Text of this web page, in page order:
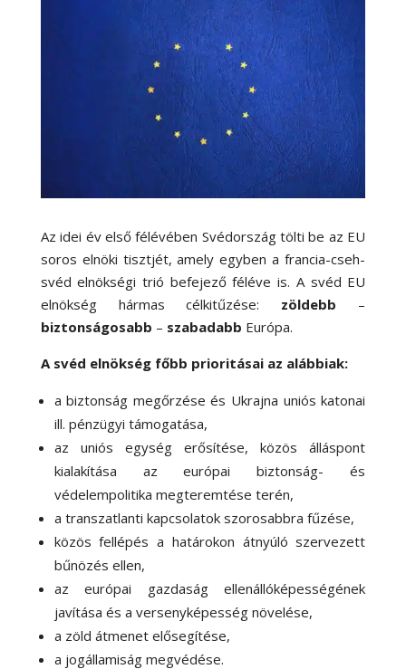
Az idei év első félévében Svédország tölti be az EU
soros elnöki tisztjét, amely egyben a francia-cseh-
svéd elnökségi trió befejező féléve is. A svéd EU
elnökség hármas célkitűzése: zöldebb –
biztonságosabb – szabadabb Európa.
A svéd elnökség főbb prioritásai az alábbiak:
a biztonság megőrzése és Ukrajna uniós katonai
ill. pénzügyi támogatása,
az uniós egység erősítése, közös álláspont
kialakítása az európai biztonság- és
védelempolitika megteremtése terén,
a transzatlanti kapcsolatok szorosabbra fűzése,
közös fellépés a határokon átnyúló szervezett
bűnözés ellen,
az európai gazdaság ellenállóképességének
javítása és a versenyképesség növelése,
a zöld átmenet elősegítése,
a jogállamiság megvédése.